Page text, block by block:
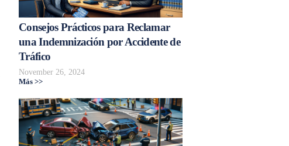
Consejos Prácticos para Reclamar
una Indemnización por Accidente de
Tráfico
November 26, 2024
Más >>